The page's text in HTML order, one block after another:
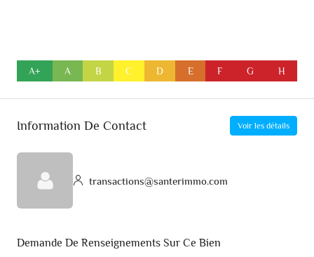
A+ A B C D E F G H
Information De Contact Voir les détails
transactions@santerimmo.com
Demande De Renseignements Sur Ce Bien